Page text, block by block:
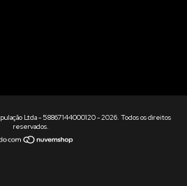
Ltda - 58867144000120 - 2026. Todos os direitos
reservados.